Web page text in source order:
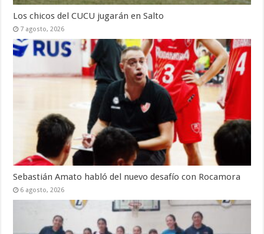
Los chicos del CUCU jugarán en Salto
7 agosto, 2026
Sebastián Amato habló del nuevo desafío con Rocamora
6 agosto, 2026